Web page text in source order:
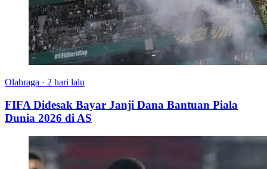
Olahraga · 2 hari lalu
FIFA Didesak Bayar Janji Dana Bantuan Piala
Dunia 2026 di AS